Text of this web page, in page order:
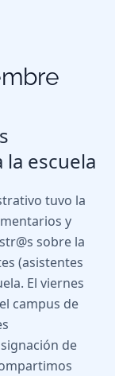
escuela
tuvo la
y
sobre la
(asistentes
El viernes
campus de
de